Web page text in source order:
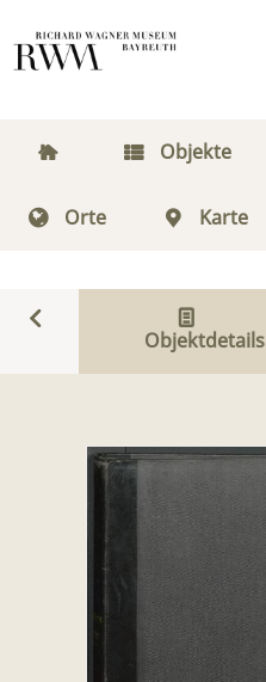
Objekte
Orte Karte
Objektdetails